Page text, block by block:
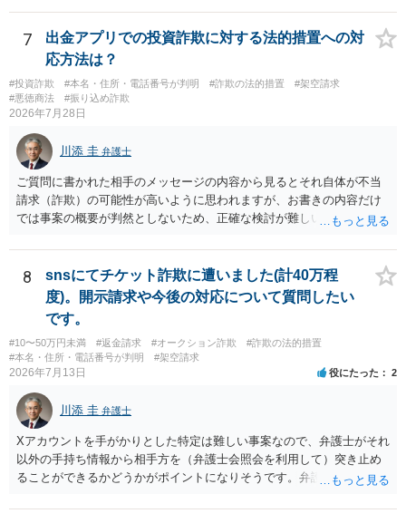
7
出金アプリでの投資詐欺に対する法的措置への対
応方法は？
#投資詐欺 #本名・住所・電話番号が判明 #詐欺の法的措置
#架空請求
#悪徳商法
#振り込め詐欺
2026年7月28日
川添 圭 弁護士
ご質問に書かれた相手のメッセージの内容から見るとそれ自体が不当
請求（詐欺）の可能性が高いように思われますが、お書きの内容だけ
では事案の概要が判然としないため、正確な検討が難しいです。例え
画面を見て貰いながらアドバイスう受けた方が確実です。
8
snsにてチケット詐欺に遭いました(計40万程
度)。開示請求や今後の対応について質問したい
です。
#10〜50万円未満 #返金請求 #オークション詐欺
#詐欺の法的措置
#本名・住所・電話番号が判明
#架空請求
2026年7月13日 役にたった 2
川添 圭 弁護士
Xアカウントを手がかりとした特定は難しい事案なので、弁護士がそれ
以外の手持ち情報から相手方を（弁護士会照会を利用して）突き止め
ることができるかどうかがポイントになりそうです。弁護士による調
せることになるでしょう。見通しについては、実際の資料等を弁護士